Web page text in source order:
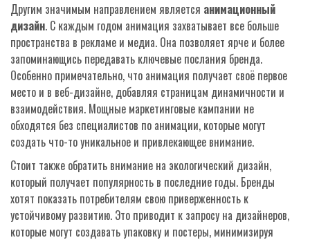
Другим значимым направлением является анимационный
дизайн. С каждым годом анимация захватывает все больше
пространства в рекламе и медиа. Она позволяет ярче и более
запоминающись передавать ключевые послания бренда.
Особенно примечательно, что анимация получает своё первое
место и в веб-дизайне, добавляя страницам динамичности и
взаимодействия. Мощные маркетинговые кампании не
обходятся без специалистов по анимации, которые могут
создать что-то уникальное и привлекающее внимание.
Стоит также обратить внимание на экологический дизайн,
который получает популярность в последние годы. Бренды
хотят показать потребителям свою приверженность к
устойчивому развитию. Это приводит к запросу на дизайнеров,
которые могут создавать упаковку и постеры, минимизируя